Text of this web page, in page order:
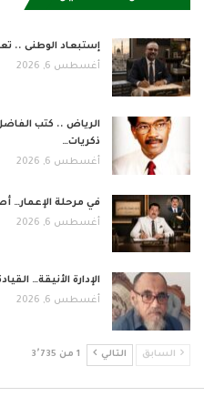
إستبعاد الوطنى ..
أغسطس 6, 2026
الرياض .. كتب
ذكريات…
أغسطس 6, 2026
في مرحلة الإعمار…
أغسطس 6, 2026
الإدارة الأنيقة…
أغسطس 6, 2026
السابق التالي 1 من 3٬735